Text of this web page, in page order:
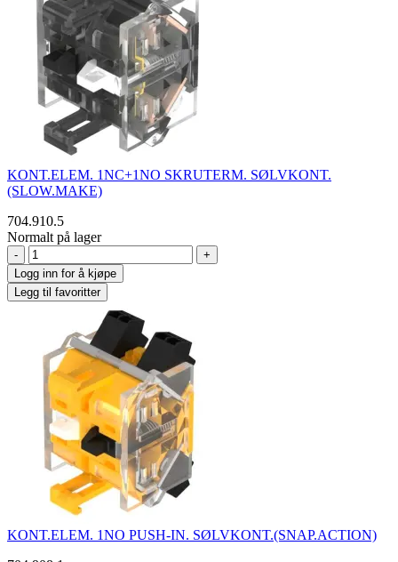
KONT.ELEM. 1NC+1NO SKRUTERM. SØLVKONT.
(SLOW.MAKE)
704.910.5
Normalt på lager
-
+
Logg inn for å kjøpe
Legg til favoritter
KONT.ELEM. 1NO PUSH-IN. SØLVKONT.(SNAP.ACTION)